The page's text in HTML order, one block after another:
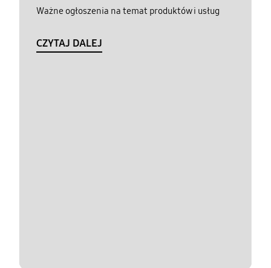
Ważne ogłoszenia na temat produktów i usług
CZYTAJ DALEJ